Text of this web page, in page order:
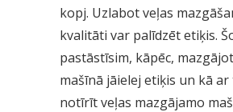
kopj. Uzlabot veļas
kvalitāti var palīdzēt etiķis.
pastāstīsim, kāpēc,
mašīnā jāielej etiķis un kā
notīrīt veļas mazgājamo